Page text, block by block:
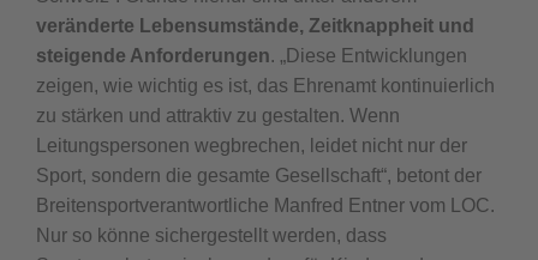
veränderte Lebensumstände, Zeitknappheit und
steigende Anforderungen. „Diese Entwicklungen
zeigen, wie wichtig es ist, das Ehrenamt kontinuierlich
zu stärken und attraktiv zu gestalten. Wenn
Leitungspersonen wegbrechen, leidet nicht nur der
Sport, sondern die gesamte Gesellschaft“, betont der
Breitensportverantwortliche Manfred Entner vom LOC.
Nur so könne sichergestellt werden, dass